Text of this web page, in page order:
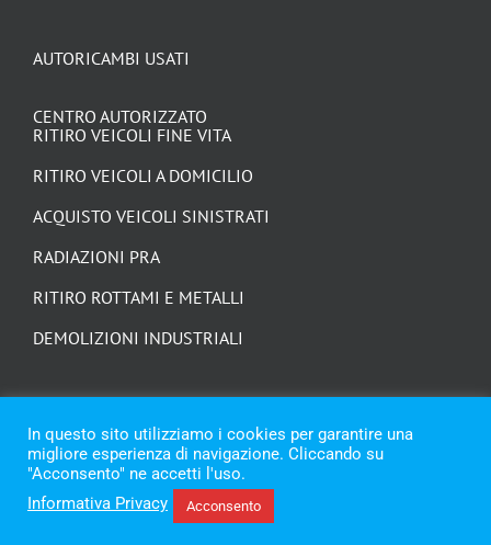
AUTORICAMBI USATI
CENTRO AUTORIZZATO
RITIRO VEICOLI FINE VITA
RITIRO VEICOLI A DOMICILIO
ACQUISTO VEICOLI SINISTRATI
RADIAZIONI PRA
RITIRO ROTTAMI E METALLI
DEMOLIZIONI INDUSTRIALI
© Copyright 2021 - 2026 | Trozzi Autodemolizioni | p.iva 02388690428
In questo sito utilizziamo i cookies per garantire una
migliore esperienza di navigazione. Cliccando su
"Acconsento" ne accetti l'uso.
Informativa Privacy
Acconsento